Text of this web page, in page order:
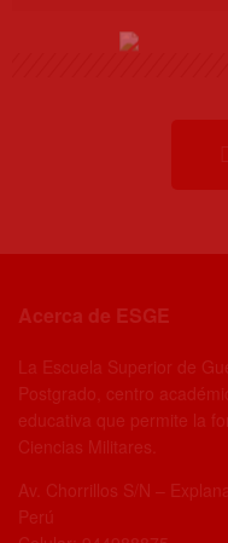
Acerca de ESGE
La Escuela Superior de
Postgrado, centro
educativa que permite la
Ciencias Militares.
Av. Chorrillos S/N –
Perú